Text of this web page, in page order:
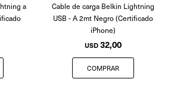
a
Cable de carga Belkin Lightning
USB - A 2mt Negro (Certificado
iPhone)
USD 32,00